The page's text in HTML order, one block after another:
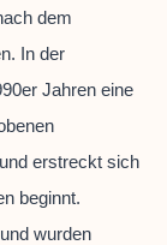
dem
In der
Jahren eine
erstreckt sich
beginnt.
wurden